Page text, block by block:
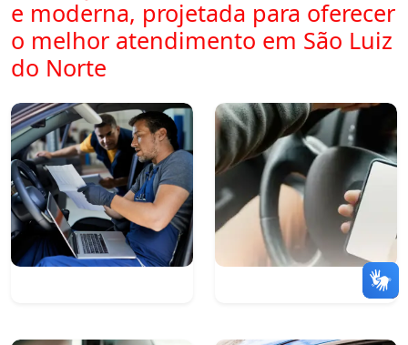
e moderna, projetada para oferecer
o melhor atendimento em São Luiz
do Norte